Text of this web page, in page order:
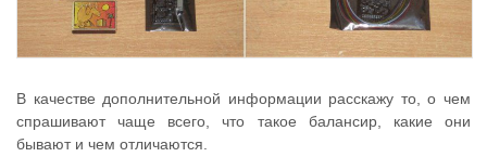
В качестве дополнительной информации расскажу то, о чем
спрашивают чаще всего, что такое балансир, какие они
бывают и чем отличаются.